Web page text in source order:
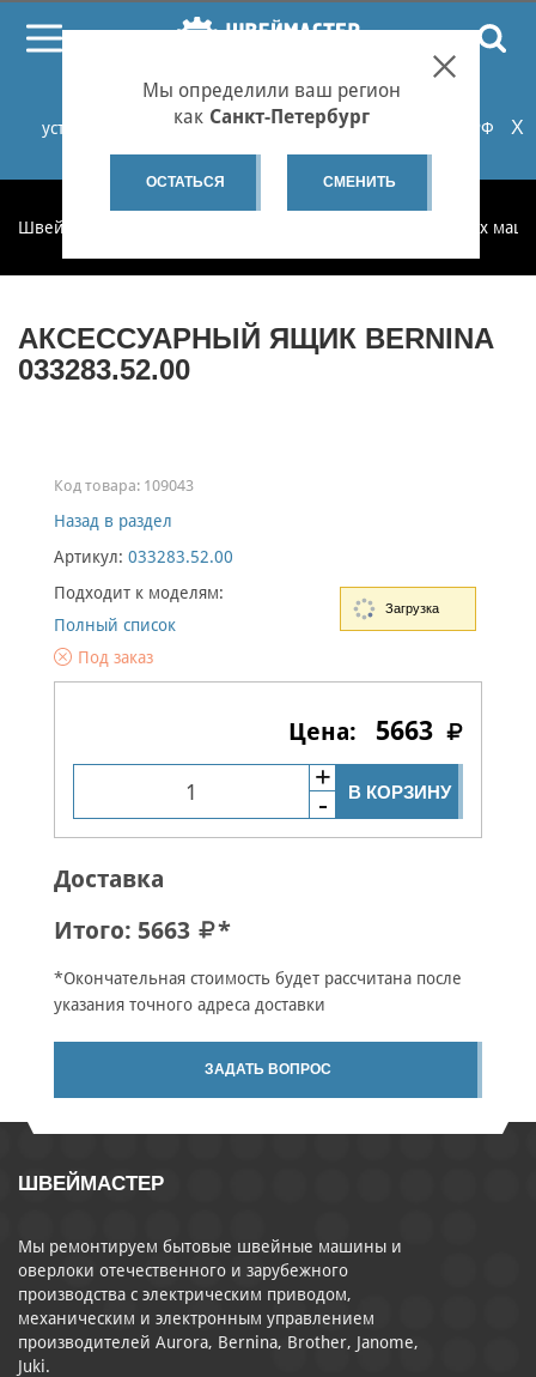
При проблемах с онлайн-оплатой заказов на сайте
установите российские сертификаты НУЦ Минцифры РФ
или используйте Яндекс.Браузер.Подробнее...
X
Мы определили ваш регион
как Санкт-Петербург
ОСТАТЬСЯ СМЕНИТЬ
Швеймастер Запчасти для бытовых швейных
АКСЕССУАРНЫЙ ЯЩИК BERNINA
033283.52.00
Код товара: 109043
Назад в раздел
Артикул: 033283.52.00
Подходит к моделям:
Полный список
Под заказ
5663
В КОРЗИНУ
Доставка
Итого: 5663 *
*Окончательная стоимость будет рассчитана после
указания точного адреса доставки
ЗАДАТЬ ВОПРОС
ШВЕЙМАСТЕР
Мы ремонтируем бытовые швейные машины и
оверлоки отечественного и зарубежного
производства с электрическим приводом,
механическим и электронным управлением
производителей Aurora, Bernina, Brother, Janome,
Juki.
Загрузка